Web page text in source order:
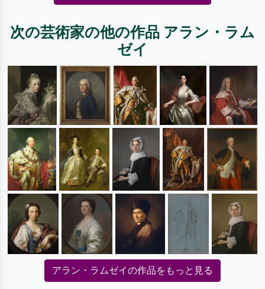
次の芸術家の他の作品 アラン・ラム
ゼイ
アラン・ラムゼイの作品をもっと見る